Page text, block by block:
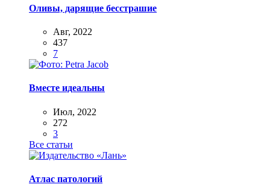
Оливы, дарящие бесстрашие
Авг, 2022
437
7
Вместе идеальны
Июл, 2022
272
3
Все статьи
Атлас патологий